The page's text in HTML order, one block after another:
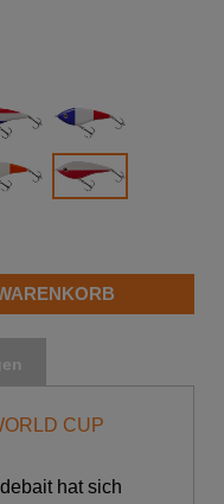
CUP
hat sich